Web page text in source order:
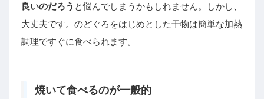
良いのだろう と悩んでしまうかもしれません。しかし、
大丈夫です。のどぐろをはじめとした干物は簡単な加熱
調理ですぐに食べられます。
焼いて食べるのが一般的